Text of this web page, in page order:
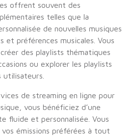
offrent souvent des
telles que la
de nouvelles musiques
et préférences musicales. Vous
des playlists thématiques
ou explorer les playlists
utilisateurs.
de streaming en ligne pour
vous bénéficiez d’une
fluide et personnalisée. Vous
émissions préférées à tout